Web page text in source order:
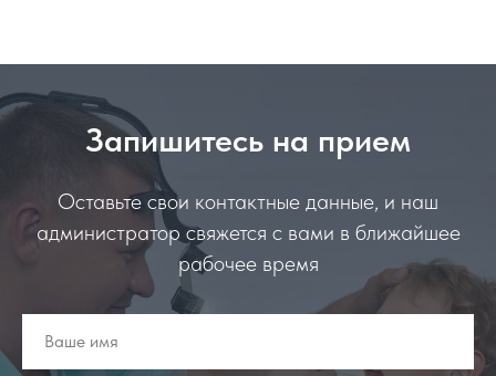
Запишитесь на прием
Оставьте свои контактные данные, и наш
администратор свяжется с вами в ближайшее
рабочее время